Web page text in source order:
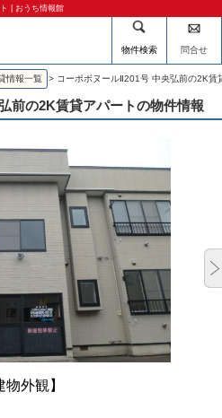
| おうち情報館
物件検索 問合せ
情報一覧 > コーポボヌールⅡ201号 中央弘前の2K賃
前の2K賃貸アパートの物件情報
物外観】